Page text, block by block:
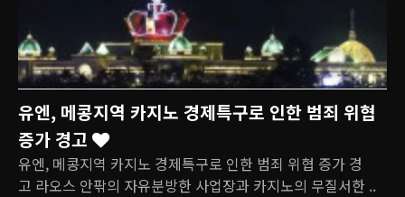
유엔, 메콩지역 카지노 경제특구로 인한 범죄 위협
증가 경고
유엔, 메콩지역 카지노 경제특구로 인한 범죄 위협 증가 경
고 라오스 안팎의 자유분방한 사업장과 카지노의 무질서한 ..